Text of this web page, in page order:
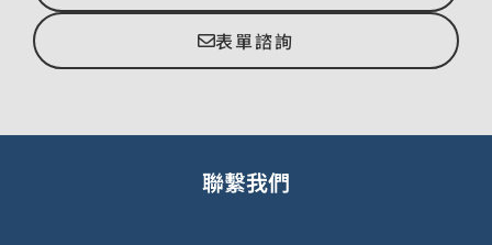
表單諮詢
聯繫我們